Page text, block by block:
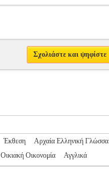
Σχολιάστε και ψηφίστε
Έκθεση
Αρχαία Ελληνική Γλώσσα
Οικιακή Οικονομία Αγγλικά